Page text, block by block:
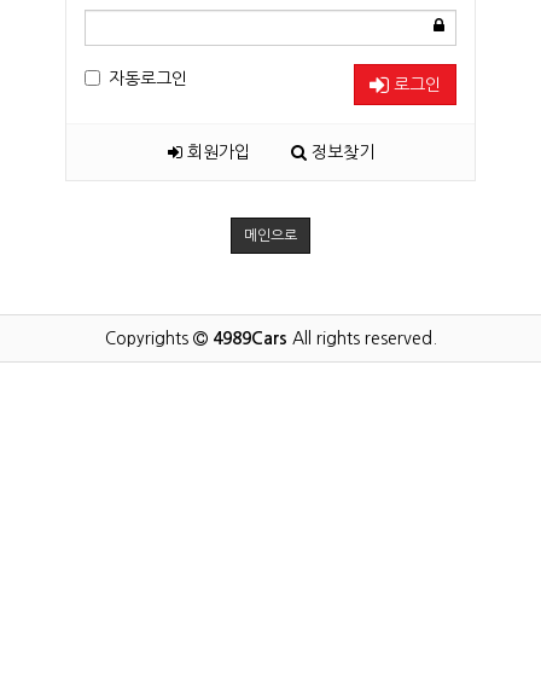
자동로그인 로그인
회원가입 정보찾기
메인으로
Copyrights 4989Cars All rights reserved.